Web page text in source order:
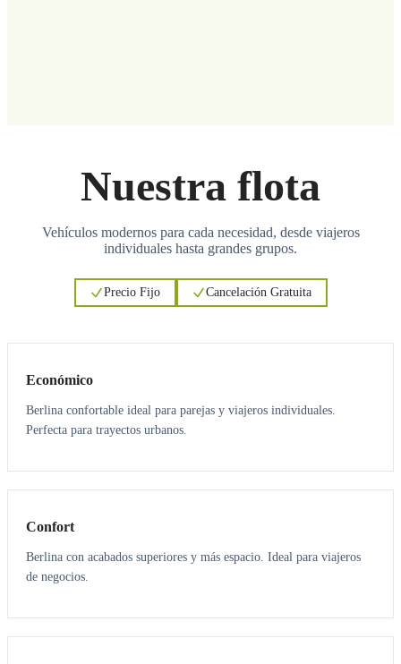
Nuestra flota
Vehículos modernos para cada necesidad, desde viajeros
individuales hasta grandes grupos.
Precio Fijo Cancelación Gratuita
Económico
Berlina confortable ideal para parejas y viajeros individuales.
Perfecta para trayectos urbanos.
3 3
Confort
Berlina con acabados superiores y más espacio. Ideal para viajeros
de negocios.
6 5